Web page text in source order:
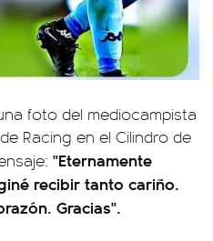
foto del mediocampista
Racing en el Cilindro de
"Eternamente
recibir tanto cariño.
Gracias".